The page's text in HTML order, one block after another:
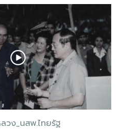
วง_นสพ.ไทยรัฐ